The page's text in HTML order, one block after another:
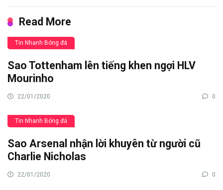
Read More
Tin Nhanh Bóng đá
Sao Tottenham lên tiếng khen ngợi HLV
Mourinho
22/01/2020 0
Tin Nhanh Bóng đá
Sao Arsenal nhận lời khuyên từ người cũ
Charlie Nicholas
22/01/2020 0